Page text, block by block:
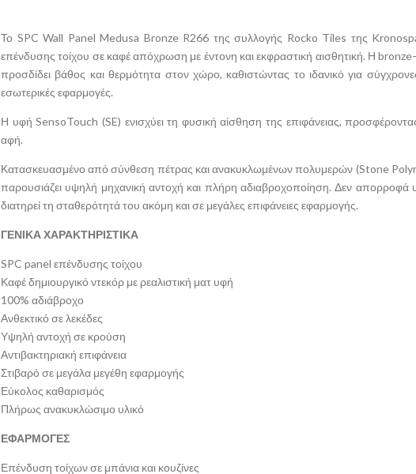
Το SPC Wall Panel Medusa Bronze R266 της συλλογής Rocko Tiles της
επένδυσης τοίχου σε καφέ απόχρωση με έντονη και εκφραστική αισθητική. Η
προσδίδει βάθος και θερμότητα στον χώρο, καθιστώντας το ιδανικό για σύγχρονες
εσωτερικές εφαρμογές.
Η υφή SensoTouch (SE) ενισχύει τη φυσική αίσθηση της επιφάνειας,
αφή.
Κατασκευασμένο από σύνθεση πέτρας και ανακυκλωμένων πολυμερών (Stone
παρουσιάζει υψηλή μηχανική αντοχή και πλήρη αδιαβροχοποίηση. Δεν απορροφά
διατηρεί τη σταθερότητά του ακόμη και σε μεγάλες επιφάνειες εφαρμογής.
ΓΕΝΙΚΑ ΧΑΡΑΚΤΗΡΙΣΤΙΚΑ
SPC panel επένδυσης τοίχου
Καφέ δημιουργικό ντεκόρ με ρεαλιστική ματ υφή
100% αδιάβροχο
Ανθεκτικό σε λεκέδες
Υψηλή αντοχή σε κρούση
Αντιβακτηριακή επιφάνεια
Στιβαρό σε μεγάλα μεγέθη εφαρμογής
Εύκολος καθαρισμός
Πλήρως ανακυκλώσιμο υλικό
ΕΦΑΡΜΟΓΕΣ
Επένδυση τοίχων σε μπάνια και κουζίνες